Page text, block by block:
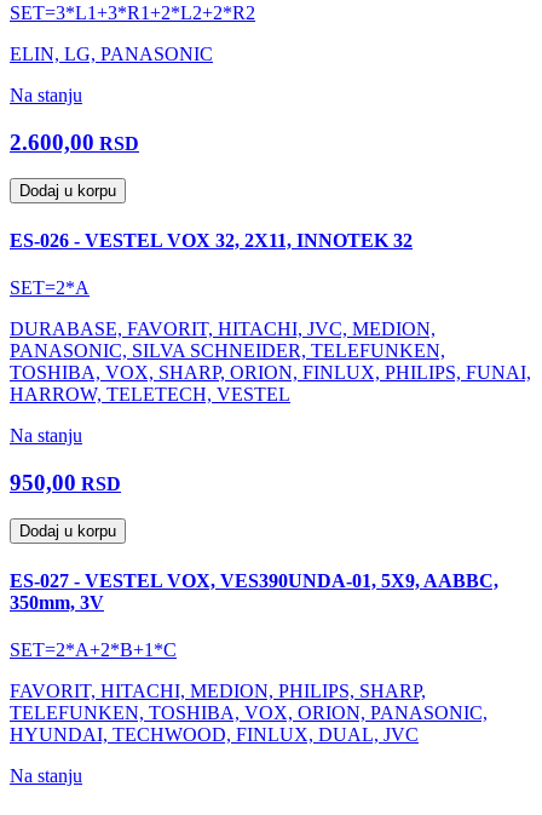
SET=3*L1+3*R1+2*L2+2*R2
ELIN, LG, PANASONIC
Na stanju
2.600,00 RSD
Dodaj u korpu
ES-026 - VESTEL VOX 32, 2X11, INNOTEK 32
SET=2*A
DURABASE, FAVORIT, HITACHI, JVC, MEDION,
PANASONIC, SILVA SCHNEIDER, TELEFUNKEN,
TOSHIBA, VOX, SHARP, ORION, FINLUX, PHILIPS, FUNAI,
HARROW, TELETECH, VESTEL
Na stanju
950,00 RSD
Dodaj u korpu
ES-027 - VESTEL VOX, VES390UNDA-01, 5X9, AABBC,
350mm, 3V
SET=2*A+2*B+1*C
FAVORIT, HITACHI, MEDION, PHILIPS, SHARP,
TELEFUNKEN, TOSHIBA, VOX, ORION, PANASONIC,
HYUNDAI, TECHWOOD, FINLUX, DUAL, JVC
Na stanju